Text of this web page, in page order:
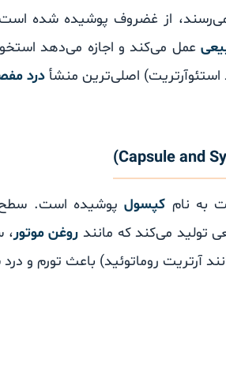
از غضروف پوشیده شده
عمل می‌کند و اجازه می‌دهد
اصلی‌ترین منشأدرد
به نام کپسولپوشیده است. سطح
تولید می‌کند که مانند روغن موتور،
آرتریت روماتوئید) باعث تورم و